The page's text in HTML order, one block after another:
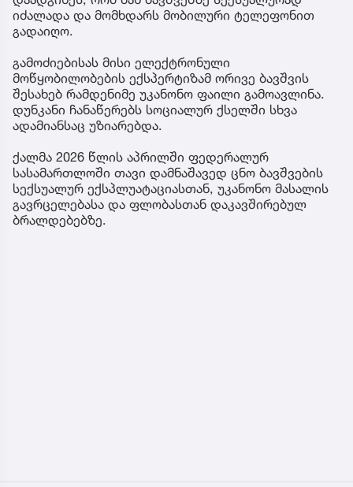
იძალადა და მომხდარს მობილური ტელეფონით
გადაიღო.
გამოძიებისას მისი ელექტრონული
მოწყობილობების ექსპერტიზამ ორივე ბავშვის
შესახებ რამდენიმე უკანონო ფაილი გამოავლინა.
დუნკანი ჩანაწერებს სოციალურ ქსელში სხვა
ადამიანსაც უზიარებდა.
ქალმა 2026 წლის აპრილში ფედერალურ
სასამართლოში თავი დამნაშავედ ცნო ბავშვების
სექსუალურ ექსპლუატაციასთან, უკანონო მასალის
გავრცელებასა და ფლობასთან დაკავშირებულ
ბრალდებებზე.